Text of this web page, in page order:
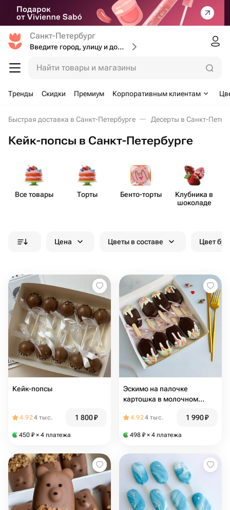
Санкт-Петербург
Введите город, улицу и дом доставки
Найти товары и магазины
Тренды Скидки Премиум Корпоративным клиентам
Быстрая доставка в Санкт-Петербурге Десерты в Санкт-
Кейк-попсы в Санкт-Петербурге
Все товары Торты Бенто​-торты
Клубника в
шоколаде
Цена Цветы в составе Цвет
Кейк-попсы
4.924 тыс. 1 800₽
450 ₽ × 4 платежа
Эскимо на палочке
картошка в молочном
4.924 тыс. 1 990₽
498 ₽ × 4 платежа